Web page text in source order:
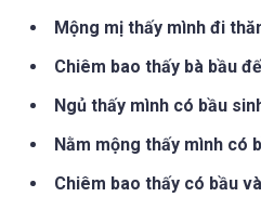
Mộng mị thấy mình đi
Chiêm bao thấy bà bầu
Ngủ thấy mình có bầu
Nằm mộng thấy mình có
Chiêm bao thấy có bầu